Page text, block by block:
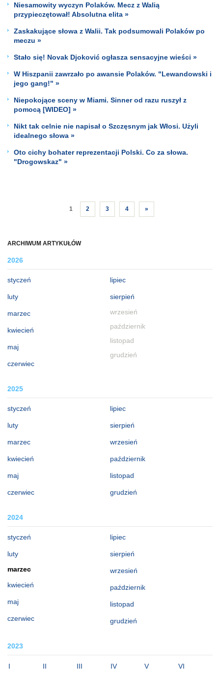
ARCHIWUM ARTYKUŁÓW
2026
styczeń
luty
marzec
kwiecień
maj
czerwiec
lipiec
sierpień
wrzesień
październik
listopad
grudzień
2025
styczeń
luty
marzec
kwiecień
maj
czerwiec
lipiec
sierpień
wrzesień
październik
listopad
grudzień
2024
styczeń
luty
marzec
kwiecień
maj
czerwiec
lipiec
sierpień
wrzesień
październik
listopad
grudzień
2023
I II III IV V VI
Niesamowity wyczyn Polaków. Mecz z Walią
przypieczętował! Absolutna elita »
Zaskakujące słowa z Walii. Tak podsumowali Polaków po
meczu »
Stało się! Novak Djoković ogłasza sensacyjne wieści »
W Hiszpanii zawrzało po awansie Polaków. "Lewandowski i
jego gang!" »
Niepokojące sceny w Miami. Sinner od razu ruszył z
pomocą [WIDEO] »
Nikt tak celnie nie napisał o Szczęsnym jak Włosi. Użyli
idealnego słowa »
Oto cichy bohater reprezentacji Polski. Co za słowa.
"Drogowskaz" »
1 2 3 4 »